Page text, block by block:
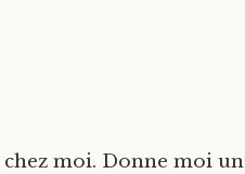
chez moi. Donne moi un